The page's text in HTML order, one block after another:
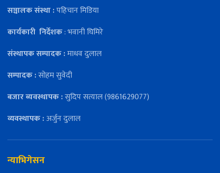
सञ्चालक संस्था :पहिचान मिडिया
कार्यकारी निर्देशक: भवानी घिमिरे
संस्थापक सम्पादक :माधव दुलाल
सम्पादक :सोहम सुवेदी
बजार ब्यवस्थापक :सुदिप सत्याल (9861629077)
व्यवस्थापक :अर्जुन दुलाल
न्याभिगेसन